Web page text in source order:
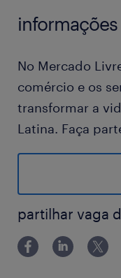
No Mercado
comércio e os
transformar a
Latina. Faça
No Mercado
de nossos
produtos aos
melhorando sua
plataforma. Em
evolução, nossa
partilhar vaga